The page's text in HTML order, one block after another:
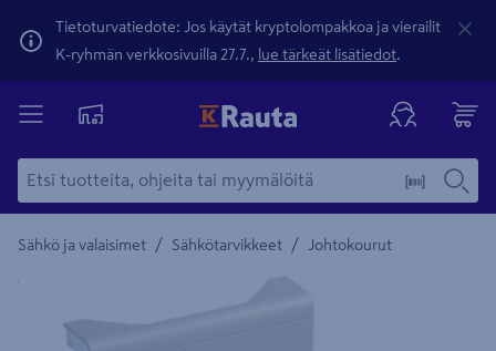
Tietoturvatiedote: Jos käytät kryptolompakkoa ja vierailit
K-ryhmän verkkosivuilla 27.7., lue tärkeät lisätiedot.
Sähkö ja valaisimet / Sähkötarvikkeet / Johtokourut
Yksityiskohtainen kuvaus löytyy Tuotteen kuvaus -